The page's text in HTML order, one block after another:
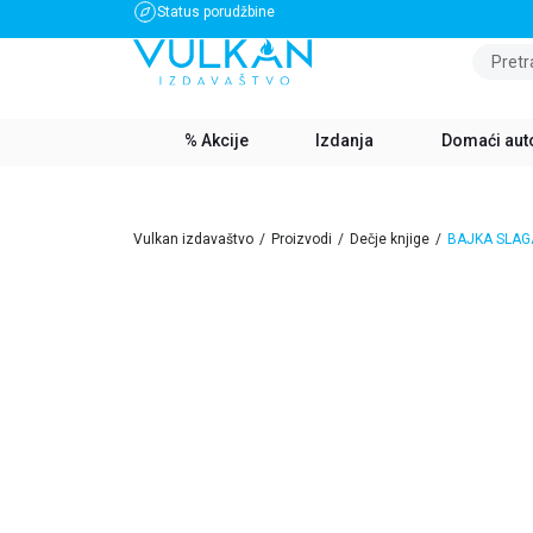
Status porudžbine
BESPLATNA DOSTAVA ZA IZNOS PREKO 3500 RSD
% Akcije Izdanja Domaći
Vulkan izdavaštvo Proizvodi Dečje knjige BAJKA